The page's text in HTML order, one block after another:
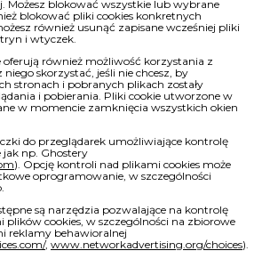
Możesz blokować wszystkie lub wybrane
blokować pliki cookies konkretnych
również usunąć zapisane wcześniej pliki
i wtyczek.
również możliwość korzystania z
skorzystać, jeśli nie chcesz, by
stronach i pobranych plikach zostały
i pobierania. Pliki cookie utworzone w
w momencie zamknięcia wszystkich okien
do przeglądarek umożliwiające kontrolę
jak np. Ghostery
). Opcję kontroli nad plikami cookies może
oprogramowanie, w szczególności
są narzędzia pozwalające na kontrolę
cookies, w szczególności na zbiorowe
reklamy behawioralnej
, www.networkadvertising.org/choices).